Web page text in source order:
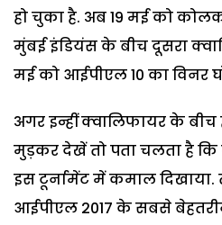
हो चुका है. अब 19 मई को
मुंबई इंडियंस के बीच दूसरा
मई को आईपीएल 10 का विनर
अगर इन्हीं क्वालिफायर के
मुड़कर देखें तो पता चलता है
इस टूर्नामेंट में कमाल
आईपीएल 2017 के सबसे